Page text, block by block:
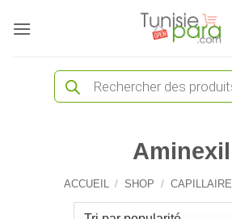
Recherche
produits
Aminexil
ACCUEIL / SHOP / CAPILLAIRE